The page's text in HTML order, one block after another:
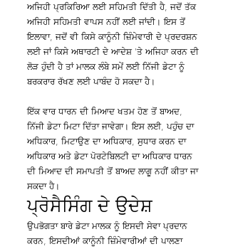
ਅਜਿਹੀ ਪ੍ਰਕਿਰਿਆ ਲਈ ਸਹਿਮਤੀ ਦਿੱਤੀ ਹੈ, ਜਦੋਂ ਤੱਕ
ਅਜਿਹੀ ਸਹਿਮਤੀ ਵਾਪਸ ਨਹੀਂ ਲਈ ਜਾਂਦੀ। ਇਸ ਤੋਂ
ਇਲਾਵਾ, ਜਦੋਂ ਵੀ ਕਿਸੇ ਕਾਨੂੰਨੀ ਜ਼ਿੰਮੇਵਾਰੀ ਦੇ ਪ੍ਰਦਰਸ਼ਨ
ਲਈ ਜਾਂ ਕਿਸੇ ਅਥਾਰਟੀ ਦੇ ਆਦੇਸ਼ 'ਤੇ ਅਜਿਹਾ ਕਰਨ ਦੀ
ਲੋੜ ਹੁੰਦੀ ਹੈ ਤਾਂ ਮਾਲਕ ਲੰਬੇ ਸਮੇਂ ਲਈ ਨਿੱਜੀ ਡੇਟਾ ਨੂੰ
ਬਰਕਰਾਰ ਰੱਖਣ ਲਈ ਪਾਬੰਦ ਹੋ ਸਕਦਾ ਹੈ।
ਇੱਕ ਵਾਰ ਧਾਰਨ ਦੀ ਮਿਆਦ ਖਤਮ ਹੋਣ ਤੋਂ ਬਾਅਦ,
ਨਿੱਜੀ ਡੇਟਾ ਮਿਟਾ ਦਿੱਤਾ ਜਾਵੇਗਾ। ਇਸ ਲਈ, ਪਹੁੰਚ ਦਾ
ਅਧਿਕਾਰ, ਮਿਟਾਉਣ ਦਾ ਅਧਿਕਾਰ, ਸੁਧਾਰ ਕਰਨ ਦਾ
ਅਧਿਕਾਰ ਅਤੇ ਡੇਟਾ ਪੋਰਟੇਬਿਲਟੀ ਦਾ ਅਧਿਕਾਰ ਧਾਰਨ
ਦੀ ਮਿਆਦ ਦੀ ਸਮਾਪਤੀ ਤੋਂ ਬਾਅਦ ਲਾਗੂ ਨਹੀਂ ਕੀਤਾ ਜਾ
ਸਕਦਾ ਹੈ।
ਪ੍ਰੋਸੈਸਿੰਗ ਦੇ ਉਦੇਸ਼
ਉਪਭੋਗਤਾ ਬਾਰੇ ਡੇਟਾ ਮਾਲਕ ਨੂੰ ਇਸਦੀ ਸੇਵਾ ਪ੍ਰਦਾਨ
ਕਰਨ, ਇਸਦੀਆਂ ਕਾਨੂੰਨੀ ਜ਼ਿੰਮੇਵਾਰੀਆਂ ਦੀ ਪਾਲਣਾ